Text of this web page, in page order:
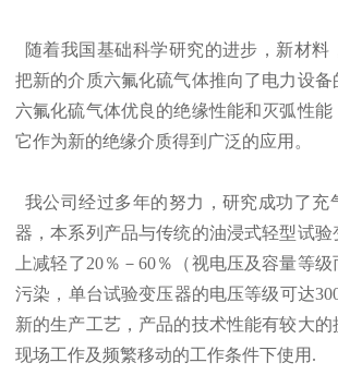
随着我国基础科学研究的进步，新材料
把新的介质六氟化硫气体推向了电力设
六氟化硫气体优良的绝缘性能和灭弧性
它作为新的绝缘介质得到广泛的应用。
我公司经过多年的努力，研究成功了充
器，本系列产品与传统的油浸式轻型试
上减轻了20％－60％（视电压及容量等
污染，单台试验变压器的电压等级可达
新的生产工艺，产品的技术性能有较大
现场工作及频繁移动的工作条件下使用.